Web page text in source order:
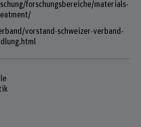
forschungsbereiche/materials-
vorstand-schweizer-verband-